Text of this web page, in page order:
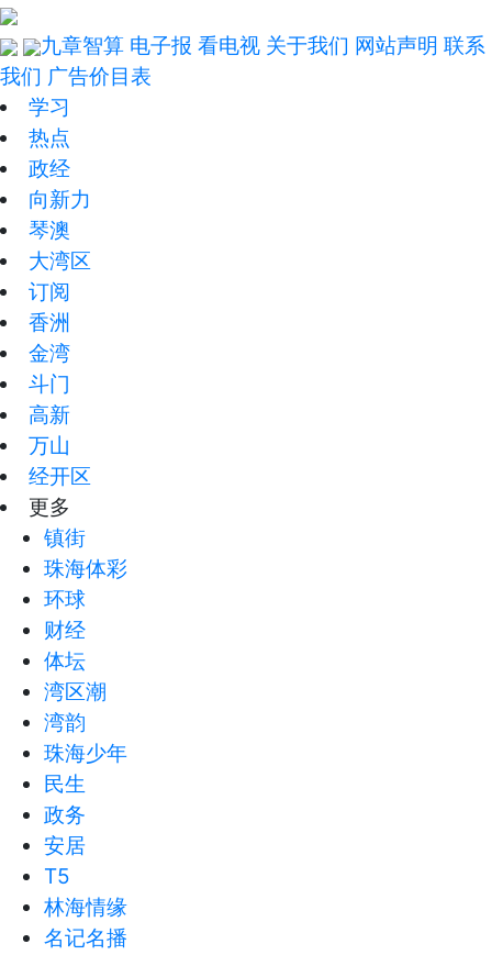
九章智算 电子报 看电视 关于我们 网站声明 联系
我们 广告价目表
学习
热点
政经
向新力
琴澳
大湾区
订阅
香洲
金湾
斗门
高新
万山
经开区
更多
镇街
珠海体彩
环球
财经
体坛
湾区潮
湾韵
珠海少年
民生
政务
安居
T5
林海情缘
名记名播